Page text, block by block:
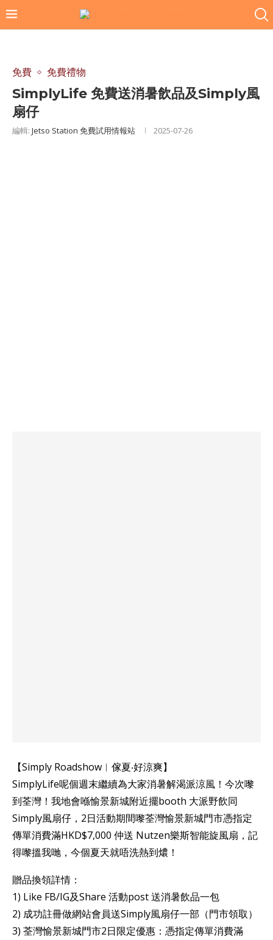
免費 免費禮物
SimplyLife 免費送消暑飲品及Simply風
扇仔
編輯: Jetso Station 免費試用情報站 2025-07-26
【Simply Roadshow︳傢夏‧好涼爽】
SimplyLife呢個週末繼續為大家消暑解渴派涼風！今次嚟
到荃灣！我地會喺愉景新城附近擺booth 大派野飲同
Simply風扇仔，2日活動期間嚟荃灣愉景新城門市憑指定
傳單消費滿HKD$7,000 仲送 Nutzen樂斯智能旋風扇，記
得嚟搵我哋，今個夏天就唔洗熱到燶！
贈品換領詳情：
1) Like FB/IG及Share 活動post 送消暑飲品一包
2) 成功註冊做網站會員送Simply風扇仔一部（門市領取）
3) 荃灣愉景新城門市2日限定優惠：憑指定傳單消費滿